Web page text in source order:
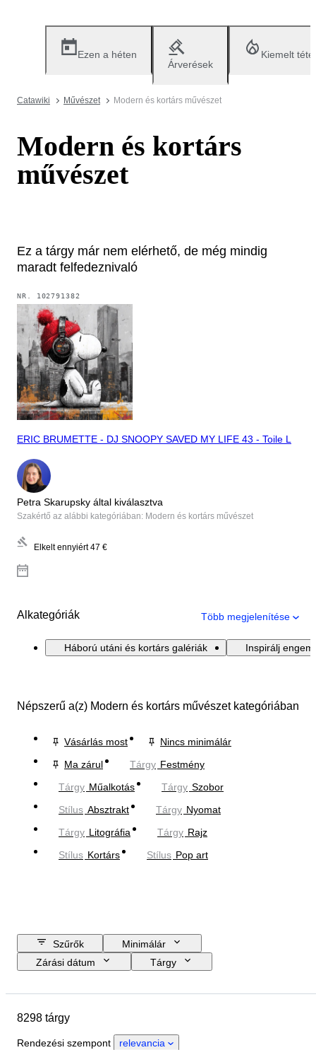
Ezen a héten
Árverések
Kiemelt
Catawiki Művészet Modern és kortárs művészet
Modern és kortárs
művészet
Ez a tárgy már nem elérhető, de még mindig
maradt felfedeznivaló
NR. 102791382
ERIC BRUMETTE - DJ SNOOPY SAVED MY LIFE 43 - Toile L
Petra Skarupsky által kiválasztva
Szakértő az alábbi kategóriában: Modern és kortárs művészet
Elkelt ennyiért 47 €
Alkategóriák Több megjelenítése
Háború utáni és kortárs galériák Inspirálj engem
Népszerű a(z) Modern és kortárs művészet kategóriában
Vásárlás most
Nincs minimálár
Ma zárul
Tárgy Festmény
Tárgy Műalkotás Tárgy Szobor
Stílus Absztrakt Tárgy Nyomat
Tárgy Litográfia Tárgy Rajz
Stílus Kortárs Stílus Pop art
Szűrők
Minimálár
Zárási dátum
Tárgy
Téma
Eladta
8298 tárgy
Rendezési szempont relevancia